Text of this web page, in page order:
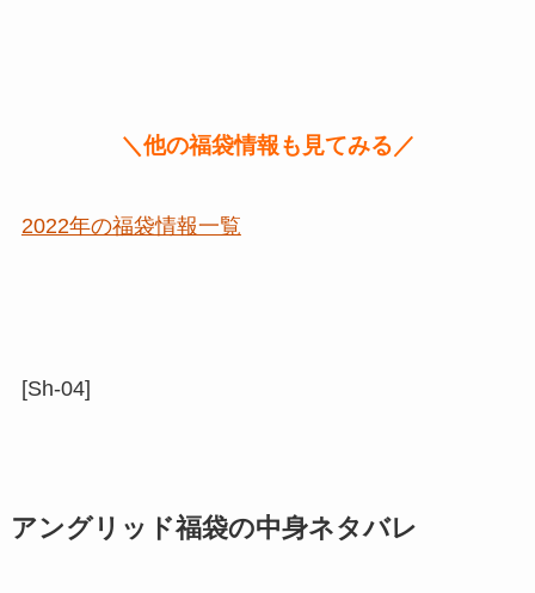
＼他の福袋情報も見てみる／
2022年の福袋情報一覧
[Sh-04]
アングリッド福袋の中身ネタバレ